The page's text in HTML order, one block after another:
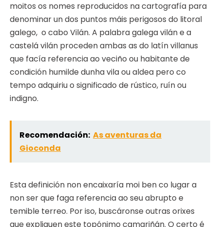
moitos os nomes reproducidos na cartografía para
denominar un dos puntos máis perigosos do litoral
galego, o cabo Vilán. A palabra galega vilán e a
castelá vilán proceden ambas as do latín villanus
que facía referencia ao veciño ou habitante de
condición humilde dunha vila ou aldea pero co
tempo adquiriu o significado de rústico, ruín ou
indigno.
Recomendación: As aventuras da
Gioconda
Esta definición non encaixaría moi ben co lugar a
non ser que faga referencia ao seu abrupto e
temible terreo. Por iso, buscáronse outras orixes
que expliquen este topónimo camariñán. O certo é